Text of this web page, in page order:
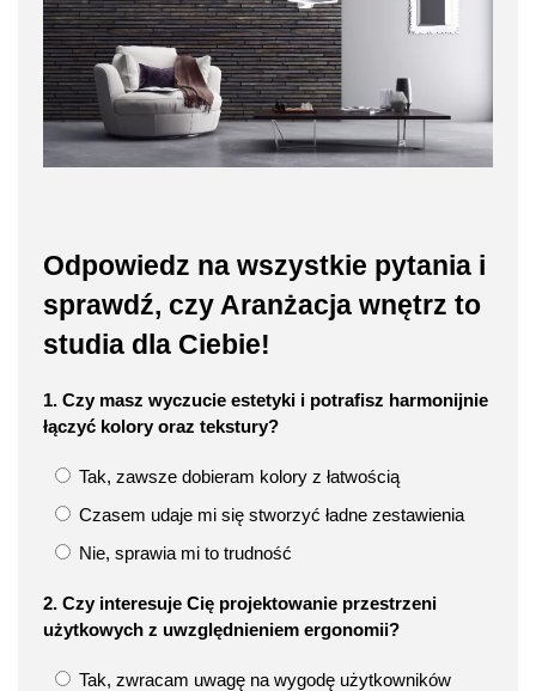
Odpowiedz na wszystkie pytania i
sprawdź, czy Aranżacja wnętrz to
studia dla Ciebie!
1. Czy masz wyczucie estetyki i potrafisz harmonijnie
łączyć kolory oraz tekstury?
Tak, zawsze dobieram kolory z łatwością
Czasem udaje mi się stworzyć ładne zestawienia
Nie, sprawia mi to trudność
2. Czy interesuje Cię projektowanie przestrzeni
użytkowych z uwzględnieniem ergonomii?
Tak, zwracam uwagę na wygodę użytkowników